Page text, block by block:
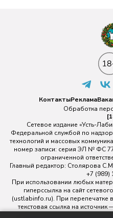
КонтактыРеклама
Обработка
Сетевое издание «Усть-
Федеральной службой по
технологий и массовых
номер записи: серия ЭЛ № ФС
ограниченной
Главный редактор: Столярова
+7 (989)
При использовании любых
гиперссылка на сайт
(ustlabinfo.ru). При перепечатке
текстовая ссылка на источник